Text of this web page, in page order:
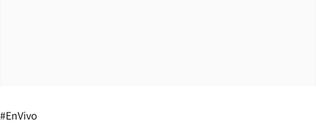
#EnVivo